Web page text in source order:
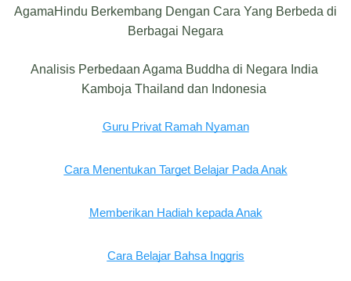
AgamaHindu Berkembang Dengan Cara Yang Berbeda di
Berbagai Negara
Analisis Perbedaan Agama Buddha di Negara India
Kamboja Thailand dan Indonesia